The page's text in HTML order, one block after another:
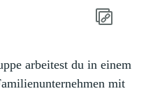
arbeitest du in einem
mit